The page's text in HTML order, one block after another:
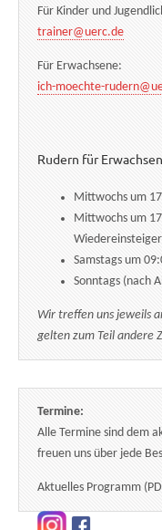
Für Kinder und
trainer@uerc.de
Für Erwachsene:
ich-moechte-
Rudern für
Mittwochs um
Mittwochs um
Samstags um
Sonntags (nach
Wir treffen uns jeweils
gelten zum Teil andere
Termine:
Alle Termine sind dem
freuen uns über jede
Aktuelles Programm